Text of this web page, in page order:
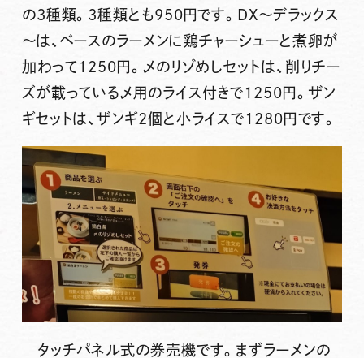
の3種類。3種類とも950円です。DX～デラックス
～は、ベースのラーメンに鶏チャーシューと煮卵が
加わって1250円。〆のリゾめしセットは、削りチー
ズが載っている〆用のライス付きで1250円。ザン
ギセットは、ザンギ2個と小ライスで1280円です。
タッチパネル式の券売機です。まずラーメンの